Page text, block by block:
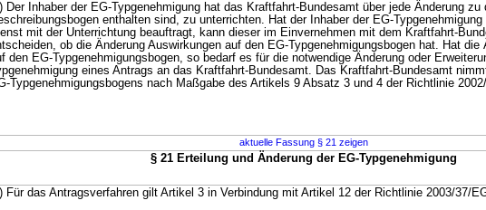
Der Inhaber der EG-Typgenehmigung hat das Kraftfahrt-Bundesamt über jede Änderung zu
enthalten sind, zu unterrichten. Hat der Inhaber der EG-
mit der Unterrichtung beauftragt, kann dieser im Einvernehmen mit dem Kraftfahrt-
ob die Änderung Auswirkungen auf den EG-Typgenehmigungsbogen hat. Hat die
den EG-Typgenehmigungsbogen, so bedarf es für die notwendige Änderung oder
eines Antrags an das Kraftfahrt-Bundesamt. Das Kraftfahrt-Bundesamt
Typgenehmigungsbogens nach Maßgabe des Artikels 9 Absatz 3 und 4 der Richtlinie
aktuelle Fassung § 21 zeigen
§ 21 Erteilung und Änderung der EG-Typgenehmigung
Für das Antragsverfahren gilt Artikel 3 in Verbindung mit Artikel 12 der Richtlinie 2003/37/